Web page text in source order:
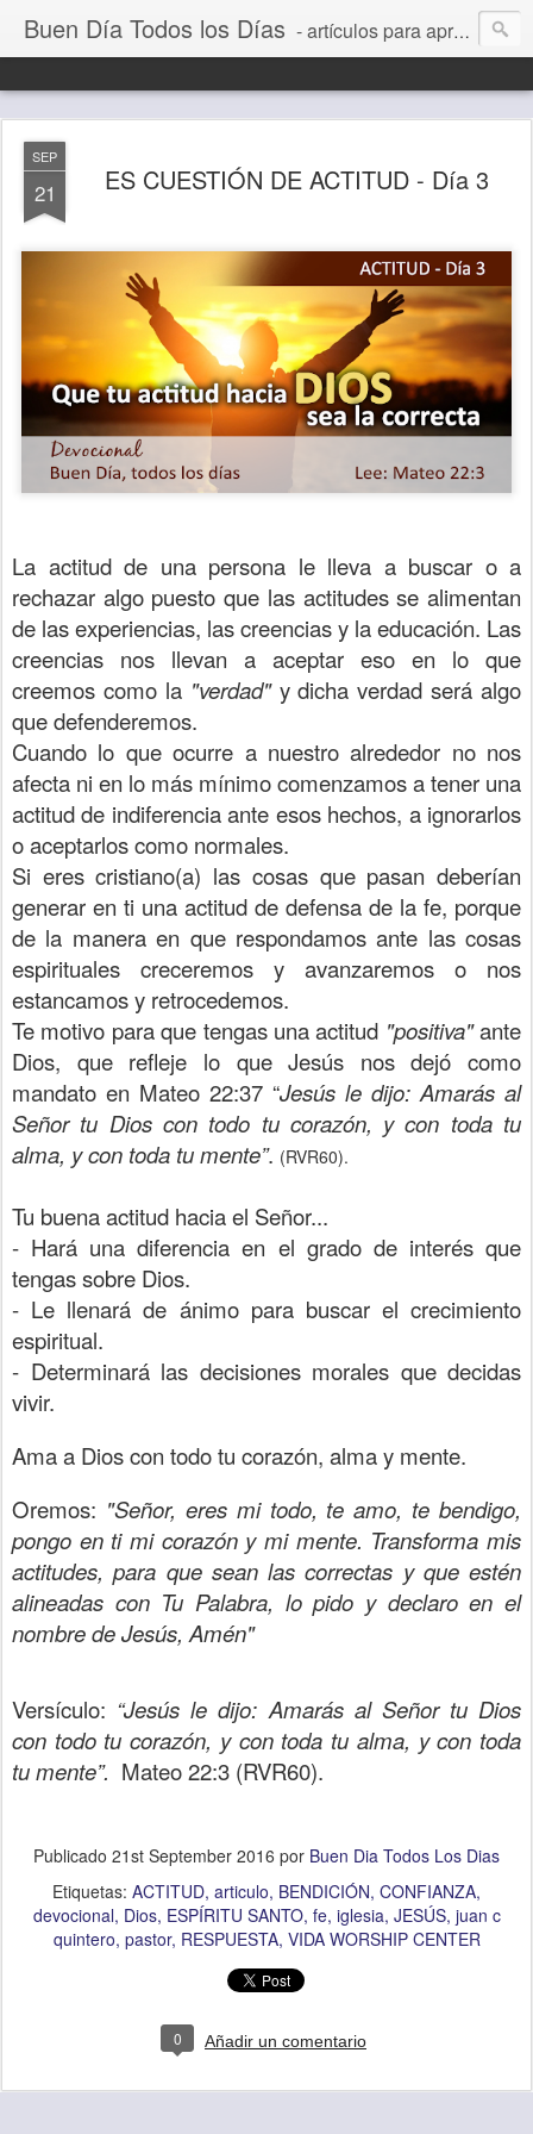
Buen Día Todos los Días - artículos para aprender a vivir mejor, un día a la vez. Por Juan C Quintero
SEP
21 ES CUESTIÓN DE ACTITUD - Día 3
La actitud de una persona le lleva a buscar o a
rechazar algo puesto que las actitudes se alimentan
de las experiencias, las creencias y la educación. Las
creencias nos llevan a aceptar eso en lo que
creemos como la "verdad"y dicha verdad será algo
que defenderemos.
Cuando lo que ocurre a nuestro alrededor no nos
afecta ni en lo más mínimo comenzamos a tener una
actitud de indiferencia ante esos hechos, a ignorarlos
o aceptarlos como normales.
Si eres cristiano(a) las cosas que pasan deberían
generar en ti una actitud de defensa de la fe, porque
de la manera en que respondamos ante las cosas
espirituales creceremos y avanzaremos o nos
estancamos y retrocedemos.
Te motivo para que tengas una actitud "positiva"ante
Dios, que refleje lo que Jesús nos dejó como
mandato en Mateo 22:37 “Jesús le dijo: Amarás al
Señor tu Dios con todo tu corazón, y con toda tu
alma, y con toda tu mente”. (RVR60).
Tu buena actitud hacia el Señor...
- Hará una diferencia en el grado de interés que
tengas sobre Dios.
- Le llenará de ánimo para buscar el crecimiento
espiritual.
- Determinará las decisiones morales que decidas
vivir.
Ama a Dios con todo tu corazón, alma y mente.
Oremos: "Señor, eres mi todo, te amo, te bendigo,
pongo en ti mi corazón y mi mente. Transforma mis
actitudes, para que sean las correctas y que estén
alineadas con Tu Palabra, lo pido y declaro en el
nombre de Jesús, Amén"
Versículo: “Jesús le dijo: Amarás al Señor tu Dios
con todo tu corazón, y con toda tu alma, y con toda
tu mente”. Mateo 22:3 (RVR60).
Publicado 21st September 2016 por Buen Dia Todos Los Dias
Etiquetas: ACTITUD articulo BENDICIÓN CONFIANZA
devocional Dios ESPÍRITU SANTO fe iglesia JESÚS juan c
quintero pastor RESPUESTA VIDA WORSHIP CENTER
0 Añadir un comentario